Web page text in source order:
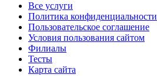
Все услуги
Политика конфиденциальности
Пользовательское cоглашение
Условия пользования сайтом
Филиалы
Тесты
Карта сайта